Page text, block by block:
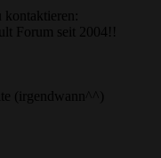
Forum seit 2004!!
(irgendwann^^)